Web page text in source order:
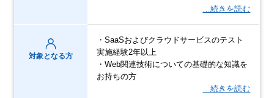
…続きを読む
対象となる方
・SaaSおよびクラウドサービスのテスト
実施経験2年以上
・Web関連技術についての基礎的な知識を
お持ちの方
…続きを読む